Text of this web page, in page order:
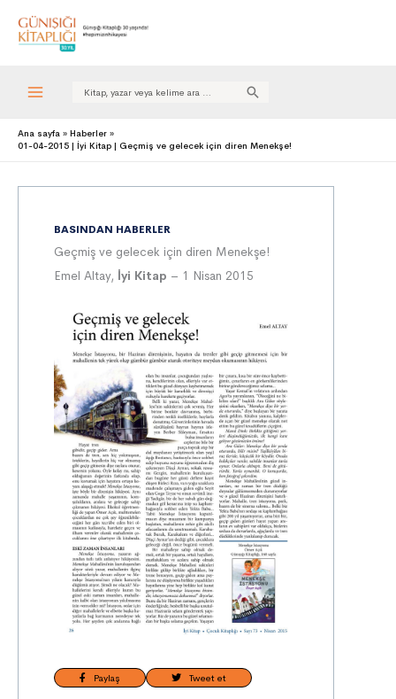
Search
Ana sayfa
Haberler
01-04-2015 | İyi Kitap | Geçmiş ve gelecek için diren Menekşe!
BASINDAN HABERLER
Geçmiş ve gelecek için diren Menekşe!
Emel Altay, İyi Kitap – 1 Nisan 2015
Paylaş Tweet et